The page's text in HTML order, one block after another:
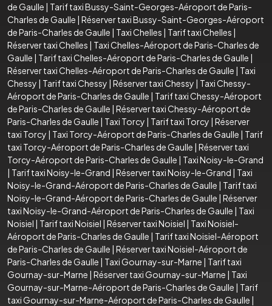
de Gaulle | Tarif taxi Bussy-Saint-Georges-Aéroport de Paris-
Charles de Gaulle | Réserver taxi Bussy-Saint-Georges-Aéroport
de Paris-Charles de Gaulle | Taxi Chelles | Tarif taxi Chelles |
Réserver taxi Chelles | Taxi Chelles-Aéroport de Paris-Charles de
Gaulle | Tarif taxi Chelles-Aéroport de Paris-Charles de Gaulle |
Réserver taxi Chelles-Aéroport de Paris-Charles de Gaulle | Taxi
Chessy | Tarif taxi Chessy | Réserver taxi Chessy | Taxi Chessy-
Aéroport de Paris-Charles de Gaulle | Tarif taxi Chessy-Aéroport
de Paris-Charles de Gaulle | Réserver taxi Chessy-Aéroport de
Paris-Charles de Gaulle | Taxi Torcy | Tarif taxi Torcy | Réserver
taxi Torcy | Taxi Torcy-Aéroport de Paris-Charles de Gaulle | Tarif
taxi Torcy-Aéroport de Paris-Charles de Gaulle | Réserver taxi
Torcy-Aéroport de Paris-Charles de Gaulle | Taxi Noisy-le-Grand
| Tarif taxi Noisy-le-Grand | Réserver taxi Noisy-le-Grand | Taxi
Noisy-le-Grand-Aéroport de Paris-Charles de Gaulle | Tarif taxi
Noisy-le-Grand-Aéroport de Paris-Charles de Gaulle | Réserver
taxi Noisy-le-Grand-Aéroport de Paris-Charles de Gaulle | Taxi
Noisiel | Tarif taxi Noisiel | Réserver taxi Noisiel | Taxi Noisiel-
Aéroport de Paris-Charles de Gaulle | Tarif taxi Noisiel-Aéroport
de Paris-Charles de Gaulle | Réserver taxi Noisiel-Aéroport de
Paris-Charles de Gaulle | Taxi Gournay-sur-Marne | Tarif taxi
Gournay-sur-Marne | Réserver taxi Gournay-sur-Marne | Taxi
Gournay-sur-Marne-Aéroport de Paris-Charles de Gaulle | Tarif
taxi Gournay-sur-Marne-Aéroport de Paris-Charles de Gaulle |